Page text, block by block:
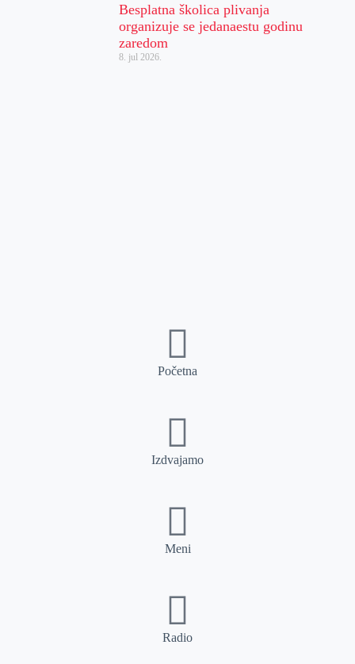
Besplatna školica plivanja
organizuje se jedanaestu godinu
zaredom
8. jul 2026.
Početna
Izdvajamo
Meni
Radio